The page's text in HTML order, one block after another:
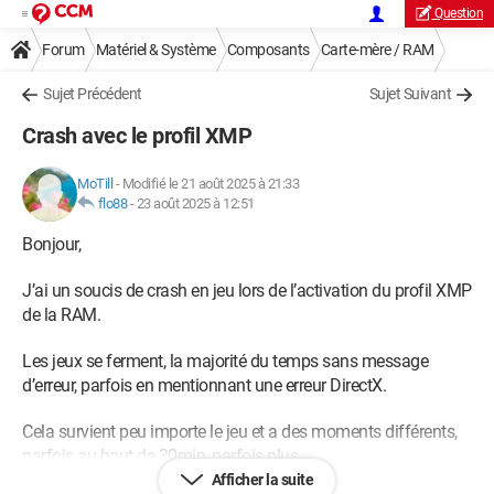
Question
Forum Matériel & Système Composants Carte-mère / RAM
Sujet Précédent Sujet Suivant
Crash avec le profil XMP
MoTill - Modifié le 21 août 2025 à 21:33
flo88-23 août 2025 à 12:51
Bonjour,
J’ai un soucis de crash en jeu lors de l’activation du profil XMP
de la RAM.
Les jeux se ferment, la majorité du temps sans message
d’erreur, parfois en mentionnant une erreur DirectX.
Cela survient peu importe le jeu et a des moments différents,
parfois au bout de 30min, parfois plus.
Afficher la suite